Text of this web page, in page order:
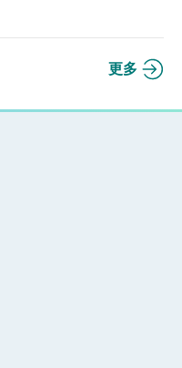
更多